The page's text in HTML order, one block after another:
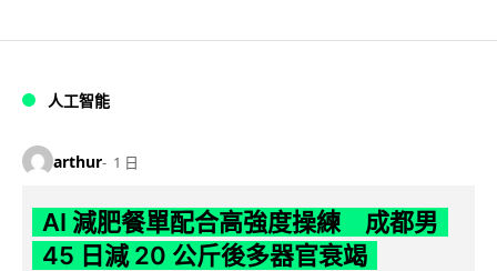
人工智能
arthur 1 日
AI 減肥餐單配合高強度操練 成都男
45 日減 20 公斤後多器官衰竭